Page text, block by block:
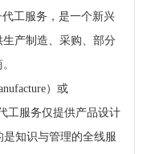
工服务，是一个新兴
产制造、采购、部分
）或
工服务仅提供产品设计
是知识与管理的全线服